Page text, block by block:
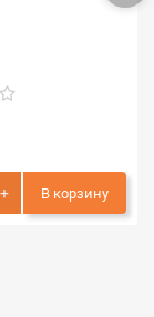
В корзину